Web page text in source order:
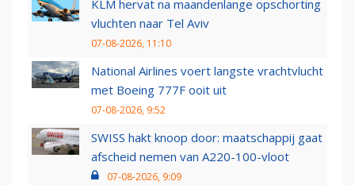
KLM hervat na maandenlange opschorting
vluchten naar Tel Aviv
07-08-2026, 11:10
National Airlines voert langste vrachtvlucht
met Boeing 777F ooit uit
07-08-2026, 9:52
SWISS hakt knoop door: maatschappij gaat
afscheid nemen van A220-100-vloot
07-08-2026, 9:09